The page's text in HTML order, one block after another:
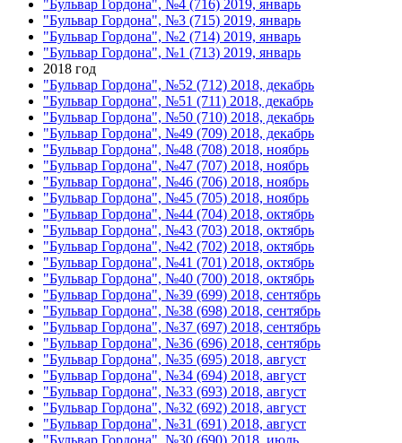
"Бульвар Гордона", №4 (716) 2019, январь
"Бульвар Гордона", №3 (715) 2019, январь
"Бульвар Гордона", №2 (714) 2019, январь
"Бульвар Гордона", №1 (713) 2019, январь
2018 год
"Бульвар Гордона", №52 (712) 2018, декабрь
"Бульвар Гордона", №51 (711) 2018, декабрь
"Бульвар Гордона", №50 (710) 2018, декабрь
"Бульвар Гордона", №49 (709) 2018, декабрь
"Бульвар Гордона", №48 (708) 2018, ноябрь
"Бульвар Гордона", №47 (707) 2018, ноябрь
"Бульвар Гордона", №46 (706) 2018, ноябрь
"Бульвар Гордона", №45 (705) 2018, ноябрь
"Бульвар Гордона", №44 (704) 2018, октябрь
"Бульвар Гордона", №43 (703) 2018, октябрь
"Бульвар Гордона", №42 (702) 2018, октябрь
"Бульвар Гордона", №41 (701) 2018, октябрь
"Бульвар Гордона", №40 (700) 2018, октябрь
"Бульвар Гордона", №39 (699) 2018, сентябрь
"Бульвар Гордона", №38 (698) 2018, сентябрь
"Бульвар Гордона", №37 (697) 2018, сентябрь
"Бульвар Гордона", №36 (696) 2018, сентябрь
"Бульвар Гордона", №35 (695) 2018, август
"Бульвар Гордона", №34 (694) 2018, август
"Бульвар Гордона", №33 (693) 2018, август
"Бульвар Гордона", №32 (692) 2018, август
"Бульвар Гордона", №31 (691) 2018, август
"Бульвар Гордона", №30 (690) 2018, июль